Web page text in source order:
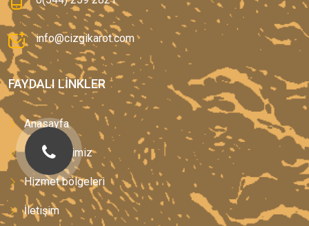
info@cizgikarot.com
FAYDALI LINKLER
Anasayfa
Hizmetlerimiz
Hizmet bölgeleri
İletişim